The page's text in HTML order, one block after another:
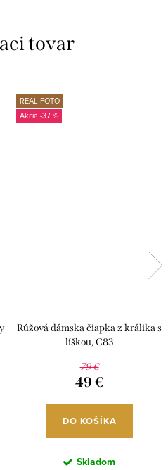
tovar
REAL FOTO
-37 %
Rúžová dámska čiapka z králika s
líškou, C83
79 €
49 €
DO KOŠÍKA
Skladom